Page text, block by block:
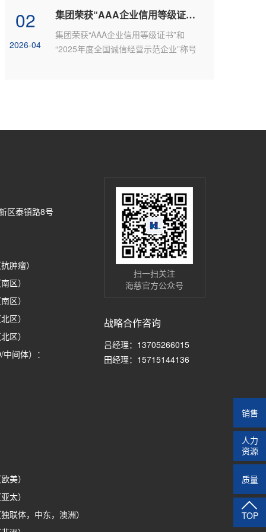
02
2026-04
集团荣获“AAA企业信用等级证书”和“2025年度全国诚信经营示范企业”称号
集团荣获“AAA企业信用等级证书”和
“2025年度全国诚信经营示范企业”称号
区泰镇路8号
肿瘤）
区）
区）
区）
区）
间体）：
美）
太）
联体，中东，澳洲）
扫一扫关注
海慈官方公众号
战略合作咨询
吕经理：13705266015
田经理：15715144136
销售
人力
资源
质量
TOP